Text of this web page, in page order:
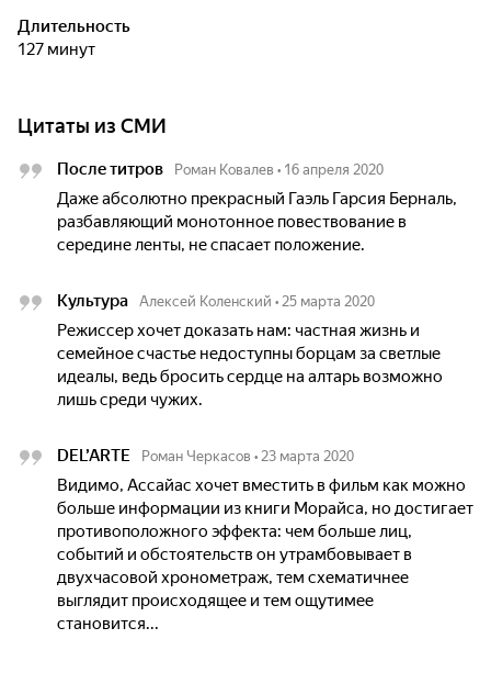
Длительность
127 минут
Цитаты из СМИ
После титров Роман Ковалев • 16 апреля 2020
Даже абсолютно прекрасный Гаэль Гарсия Берналь,
разбавляющий монотонное повествование в
середине ленты, не спасает положение.
Культура Алексей Коленский • 25 марта 2020
Режиссер хочет доказать нам: частная жизнь и
семейное счастье недоступны борцам за светлые
идеалы, ведь бросить сердце на алтарь возможно
лишь среди чужих.
DEL’ARTE Роман Черкасов • 23 марта 2020
Видимо, Ассайас хочет вместить в фильм как можно
больше информации из книги Морайса, но достигает
противоположного эффекта: чем больше лиц,
событий и обстоятельств он утрамбовывает в
двухчасовой хронометраж, тем схематичнее
выглядит происходящее и тем ощутимее
становится...